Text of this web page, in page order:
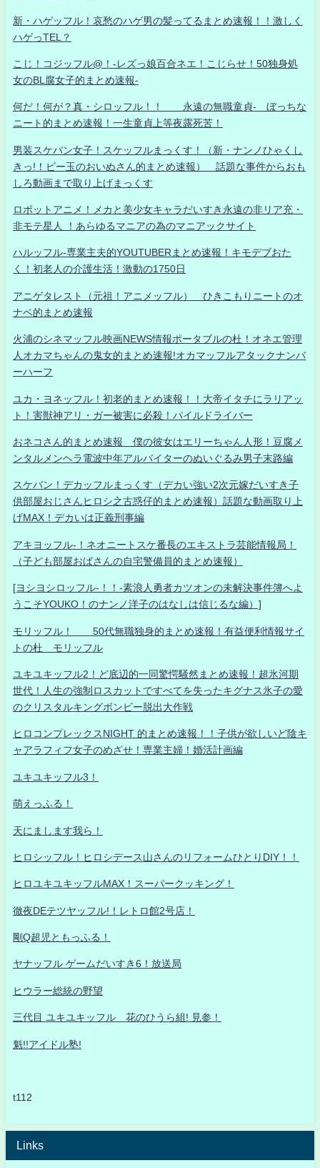
新・ハゲッフル！哀愁のハゲ男の髪ってるまとめ速報！！激しく
ハゲっTEL？
こじ！コジッフル@！-レズっ娘百合ネエ！こじらせ！50独身処
女のBL腐女子的まとめ速報-
何だ！何が？真・シロッフル！！ 永遠の無職童貞- ぼっちな
ニート的まとめ速報！一生童貞上等夜露死苦！
男装スケバン女子！スケッフルまっくす！（新・ナンノひゃくし
きっ!！ビー玉のおいぬさん的まとめ速報） 話題な事件からおも
しろ動画まで取り上げまっくす
ロボットアニメ！メカと美少女キャラだいすき永遠の非リア充・
非モテ星人 ！あらゆるマニアの為のマニアックサイト
ハルッフル-専業主夫的YOUTUBERまとめ速報！キモデブおた
く！初老人の介護生活！激動の1750日
アニゲタレスト（元祖！アニメッフル） ひきこもりニートのオ
ナベ的まとめ速報
火浦のシネマッフル映画NEWS情報ポータブルの杜！オネエ管理
人オカマちゃんの鬼女的まとめ速報!オカマッフルアタックナンバ
ーハーフ
ユカ・ヨネッフル！初老的まとめ速報！！大帝イタチにラリアッ
ト！害獣神アリ・ガー被害に必殺！パイルドライバー
おネコさん的まとめ速報 僕の彼女はエリーちゃん人形！豆腐メ
ンタルメンヘラ電波中年アルバイターのぬいぐるみ男子末路編
スケバン！デカッフルまっくす（デカい強い2次元嫁だいすき子
供部屋おじさんヒロシ之古惑仔的まとめ速報）話題な動画取り上
げMAX！デカいは正義刑事編
アキヨッフル-！ネオニートスケ番長のエキストラ芸能情報局！
（子ども部屋おばさんの自宅警備員的まとめ速報）
[ヨシヨシロッフル-！！-素浪人勇者カツオンの未解決事件簿へよ
うこそYOUKO！のナンノ洋子のはなしは信じるな編）]
モリッフル！ 50代無職独身的まとめ速報！有益便利情報サイ
トの杜 モリッフル
ユキユキッフル2！ど底辺的一同驚愕騒然まとめ速報！超氷河期
世代！人生の強制ロスカットですべてを失ったキグナス氷子の愛
のクリスタルキングボンビー脱出大作戦
ヒロコンプレックスNIGHT 的まとめ速報！！子供が欲しいど陰キ
ャアラフィフ女子のめざせ！専業主婦！婚活計画編
ユキユキッフル3！
萌えっふる！
天にまします我ら！
ヒロシッフル！ヒロシデース山さんのリフォームひとりDIY！！
ヒロユキユキッフルMAX！スーパークッキング！
徹夜DEテツヤッフル!！レトロ館2号店！
剛Q超児ともっふる！
ヤナッフル ゲームだいすき6！放送局
ヒウラー総統の野望
三代目 ユキユキッフル 花のひうら組! 見参！
魁!!アイドル塾!
t112
Links